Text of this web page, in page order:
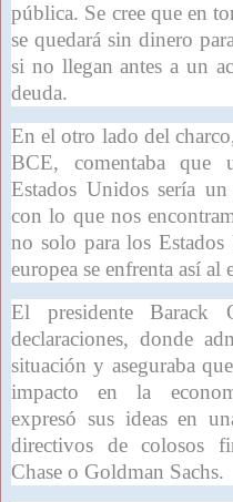
pública. Se cree que en
se quedará sin dinero
si no llegan antes a un
deuda.
En el otro lado del
BCE, comentaba que
Estados Unidos sería
con lo que nos
no solo para los
europea se enfrenta así al
El presidente Barack
declaraciones, donde
situación y aseguraba
impacto en la
expresó sus ideas en
directivos de colosos
Chase o Goldman Sachs.